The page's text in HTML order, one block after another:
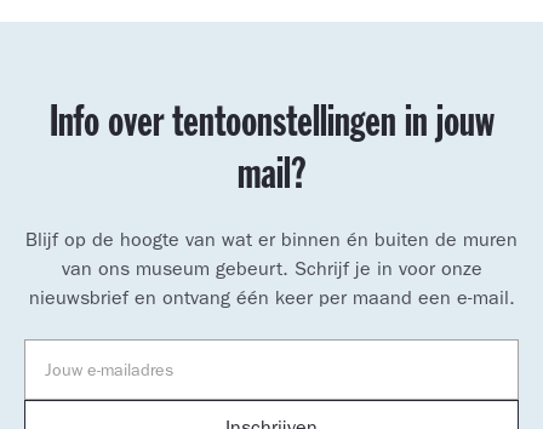
Info over tentoonstellingen in jouw
mail?
Blijf op de hoogte van wat er binnen én buiten de muren
van ons museum gebeurt. Schrijf je in voor onze
nieuwsbrief en ontvang één keer per maand een e-mail.